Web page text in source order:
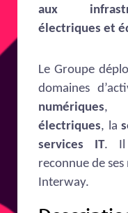
aux
électriques et
Le Groupe
domaines
numériques,
électriques, la
services IT. Il
reconnue de
Interway.